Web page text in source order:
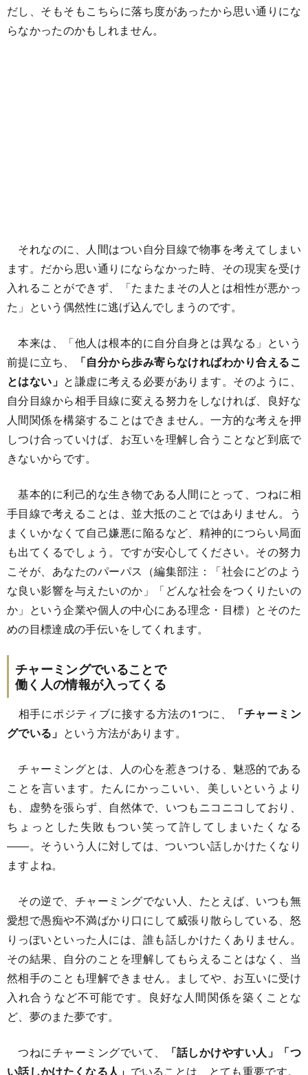
だし、そもそもこちらに落ち度があったから思い通りにな
らなかったのかもしれません。
それなのに、人間はつい自分目線で物事を考えてしまい
ます。だから思い通りにならなかった時、その現実を受け
入れることができず、「たまたまその人とは相性が悪かっ
た」という偶然性に逃げ込んでしまうのです。
本来は、「他人は根本的に自分自身とは異なる」という
前提に立ち、
「自分から歩み寄らなければわかり合えるこ
とはない」 と謙虚に考える必要があります。そのように、
自分目線から相手目線に変える努力をしなければ、良好な
人間関係を構築することはできません。一方的な考えを押
しつけ合っていけば、お互いを理解し合うことなど到底で
きないからです。
基本的に利己的な生き物である人間にとって、つねに相
手目線で考えることは、並大抵のことではありません。う
まくいかなくて自己嫌悪に陥るなど、精神的につらい局面
も出てくるでしょう。ですが安心してください。その努力
こそが、あなたのパーパス（編集部注：「社会にどのよう
な良い影響を与えたいのか」「どんな社会をつくりたいの
か」という企業や個人の中心にある理念・目標）とそのた
めの目標達成の手伝いをしてくれます。
チャーミングでいることで
働く人の情報が入ってくる
相手にポジティブに接する方法の1つに、
「チャーミン
グでいる」 という方法があります。
チャーミングとは、人の心を惹きつける、魅惑的である
ことを言います。たんにかっこいい、美しいというより
も、虚勢を張らず、自然体で、いつもニコニコしており、
ちょっとした失敗もつい笑って許してしまいたくなる
――。そういう人に対しては、ついつい話しかけたくなり
ますよね。
その逆で、チャーミングでない人、たとえば、いつも無
愛想で愚痴や不満ばかり口にして威張り散らしている、怒
りっぽいといった人には、誰も話しかけたくありません。
その結果、自分のことを理解してもらえることはなく、当
然相手のことも理解できません。ましてや、お互いに受け
入れ合うなど不可能です。良好な人間関係を築くことな
ど、夢のまた夢です。
つねにチャーミングでいて、
「話しかけやすい人」「つ
い話しかけたくなる人」 でいることは、とても重要です。